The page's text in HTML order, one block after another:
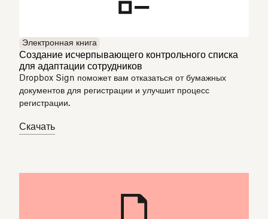
Электронная книга
Создание исчерпывающего контрольного списка
для адаптации сотрудников
Dropbox Sign поможет вам отказаться от бумажных
документов для регистрации и улучшит процесс
регистрации.
Скачать